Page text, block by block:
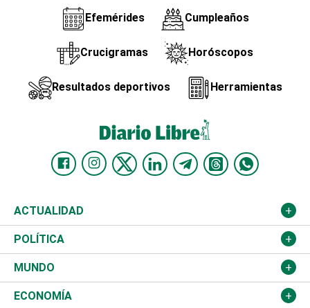
Efemérides Cumpleaños
Crucigramas Horóscopos
Resultados deportivos Herramientas
ACTUALIDAD
Nacional
Ciudad
Educación
POLÍTICA
Partidos
JCE
MUNDO
Estados Unidos
ECONOMÍA